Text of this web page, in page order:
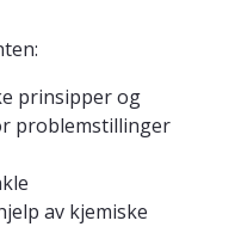
prinsipper og
problemstillinger
av kjemiske